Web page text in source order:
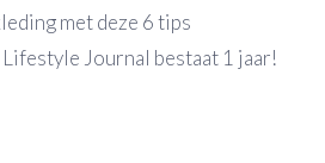
met deze 6 tips
Journal bestaat 1 jaar!